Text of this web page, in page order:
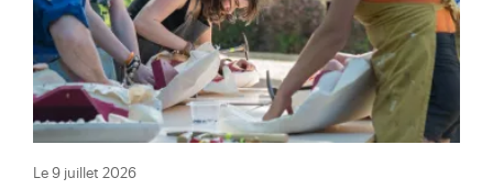
Le 9 juillet 2026